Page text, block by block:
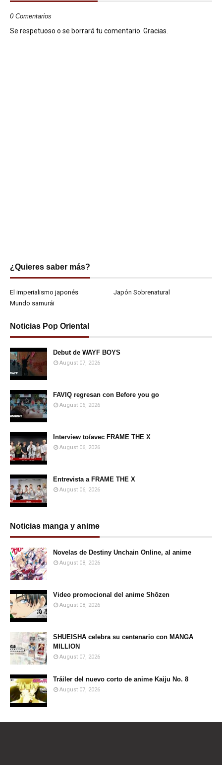
0 Comentarios
Se respetuoso o se borrará tu comentario. Gracias.
¿Quieres saber más?
El imperialismo japonés
Japón Sobrenatural
Mundo samurái
Noticias Pop Oriental
Debut de WAYF BOYS
August 07, 2026
FAVIQ regresan con Before you go
August 06, 2026
Interview to/avec FRAME THE X
August 06, 2026
Entrevista a FRAME THE X
August 06, 2026
Noticias manga y anime
Novelas de Destiny Unchain Online, al anime
August 08, 2026
Video promocional del anime Shōzen
August 08, 2026
SHUEISHA celebra su centenario con MANGA
MILLION
August 07, 2026
Tráiler del nuevo corto de anime Kaiju No. 8
August 07, 2026